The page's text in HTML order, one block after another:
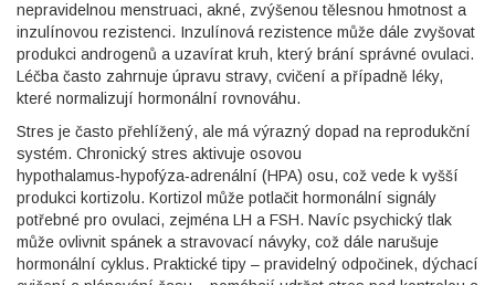
nepravidelnou menstruaci, akné, zvýšenou tělesnou hmotnost a
inzulínovou rezistenci. Inzulínová rezistence může dále zvyšovat
produkci androgenů a uzavírat kruh, který brání správné ovulaci.
Léčba často zahrnuje úpravu stravy, cvičení a případně léky,
které normalizují hormonální rovnováhu.
Stres je často přehlížený, ale má výrazný dopad na reprodukční
systém. Chronický stres aktivuje osovou
hypothalamus‑hypofýza‑adrenální (HPA) osu, což vede k vyšší
produkci kortizolu. Kortizol může potlačit hormonální signály
potřebné pro ovulaci, zejména LH a FSH. Navíc psychický tlak
může ovlivnit spánek a stravovací návyky, což dále narušuje
hormonální cyklus. Praktické tipy – pravidelný odpočinek, dýchací